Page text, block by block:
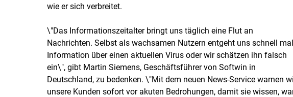
wie er sich verbreitet.
\"Das Informationszeitalter bringt uns täglich eine Flut an
Nachrichten. Selbst als wachsamen Nutzern entgeht uns schnell
Information über einen aktuellen Virus oder wir schätzen ihn falsch
ein\", gibt Martin Siemens, Geschäftsführer von Softwin in
Deutschland, zu bedenken. \"Mit dem neuen News-Service warnen
unsere Kunden sofort vor akuten Bedrohungen, damit sie wissen,